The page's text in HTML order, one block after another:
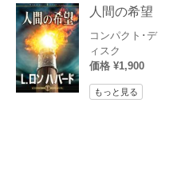
人間の希望
コンパクト･デ
ィスク
価格 ¥1,900
もっと見る